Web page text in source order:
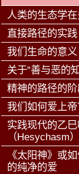
人类的生态学
直接路径的实践
我们生命的意义
关于“善与恶的
精神的路径的
我们如何爱上帝
实践现代的乙
（Hesychasm）
《太阳神》或
的纯净的爱